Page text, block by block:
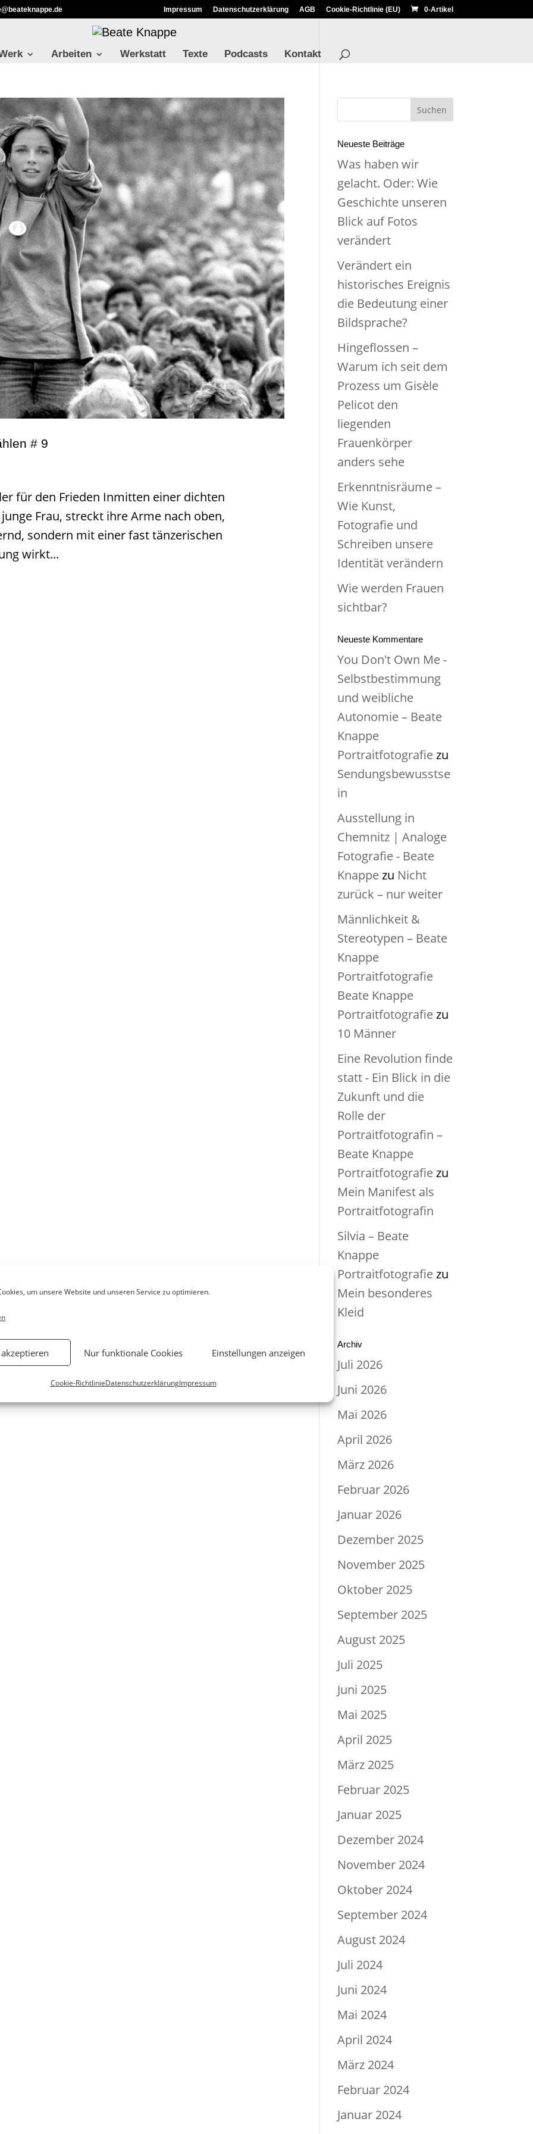
um unsere Website und unseren Service zu optimieren.
Nur funktionale Cookies Einstellungen anzeigen
Cookie-RichtlinieDatenschutzerklärungImpressum
Impressum Datenschutzerklärung AGB Cookie-Richtlinie (EU) 0-Artikel
Arbeiten Werkstatt Texte Podcasts Kontakt
# 9
für den Frieden Inmitten einer dichten
Frau, streckt ihre Arme nach oben,
sondern mit einer fast tänzerischen
wirkt...
Neueste Beiträge
Was haben wir
gelacht. Oder: Wie
Geschichte unseren
Blick auf Fotos
verändert
Verändert ein
historisches Ereignis
die Bedeutung einer
Bildsprache?
Hingeflossen –
Warum ich seit dem
Prozess um Gisèle
Pelicot den
liegenden
Frauenkörper
anders sehe
Erkenntnisräume –
Wie Kunst,
Fotografie und
Schreiben unsere
Identität verändern
Wie werden Frauen
sichtbar?
Neueste Kommentare
You Don't Own Me -
Selbstbestimmung
und weibliche
Autonomie – Beate
Knappe
Portraitfotografiezu
Sendungsbewusstse
in
Ausstellung in
Chemnitz | Analoge
Fotografie - Beate
Knappezu Nicht
zurück – nur weiter
Männlichkeit &
Stereotypen – Beate
Knappe
Portraitfotografie
Beate Knappe
Portraitfotografiezu
10 Männer
Eine Revolution finde
statt - Ein Blick in die
Zukunft und die
Rolle der
Portraitfotografin –
Beate Knappe
Portraitfotografiezu
Mein Manifest als
Portraitfotografin
Silvia – Beate
Knappe
Portraitfotografiezu
Mein besonderes
Kleid
Archiv
Juli 2026
Juni 2026
Mai 2026
April 2026
März 2026
Februar 2026
Januar 2026
Dezember 2025
November 2025
Oktober 2025
September 2025
August 2025
Juli 2025
Juni 2025
Mai 2025
April 2025
März 2025
Februar 2025
Januar 2025
Dezember 2024
November 2024
Oktober 2024
September 2024
August 2024
Juli 2024
Juni 2024
Mai 2024
April 2024
März 2024
Februar 2024
Januar 2024